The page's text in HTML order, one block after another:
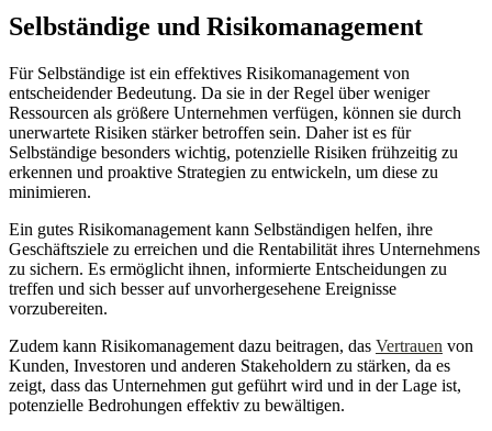
Selbständige und Risikomanagement
Für Selbständige ist ein effektives Risikomanagement von
entscheidender Bedeutung. Da sie in der Regel über weniger
Ressourcen als größere Unternehmen verfügen, können sie durch
unerwartete Risiken stärker betroffen sein. Daher ist es für
Selbständige besonders wichtig, potenzielle Risiken frühzeitig zu
erkennen und proaktive Strategien zu entwickeln, um diese zu
minimieren.
Ein gutes Risikomanagement kann Selbständigen helfen, ihre
Geschäftsziele zu erreichen und die Rentabilität ihres Unternehmens
zu sichern. Es ermöglicht ihnen, informierte Entscheidungen zu
treffen und sich besser auf unvorhergesehene Ereignisse
vorzubereiten.
Zudem kann Risikomanagement dazu beitragen, das Vertrauen von
Kunden, Investoren und anderen Stakeholdern zu stärken, da es
zeigt, dass das Unternehmen gut geführt wird und in der Lage ist,
potenzielle Bedrohungen effektiv zu bewältigen.